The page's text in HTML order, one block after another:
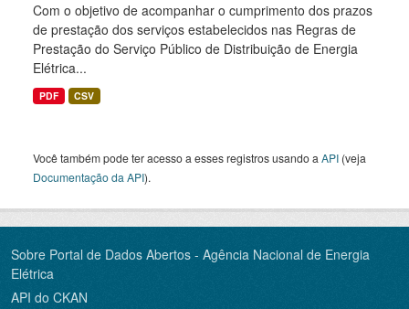
Com o objetivo de acompanhar o cumprimento dos prazos
de prestação dos serviços estabelecidos nas Regras de
Prestação do Serviço Público de Distribuição de Energia
Elétrica...
PDF CSV
Você também pode ter acesso a esses registros usando a API (veja
Documentação da API).
Sobre Portal de Dados Abertos - Agência Nacional de Energia
Elétrica
API do CKAN